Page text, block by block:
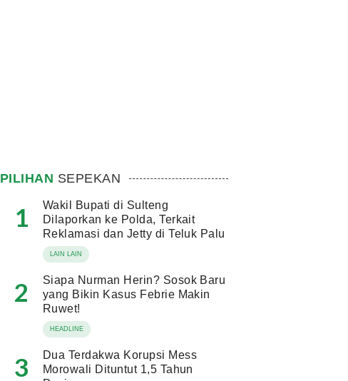
PILIHAN SEPEKAN
1
Wakil Bupati di Sulteng
Dilaporkan ke Polda, Terkait
Reklamasi dan Jetty di Teluk Palu
LAIN LAIN
2
Siapa Nurman Herin? Sosok Baru
yang Bikin Kasus Febrie Makin
Ruwet!
HEADLINE
3
Dua Terdakwa Korupsi Mess
Morowali Dituntut 1,5 Tahun